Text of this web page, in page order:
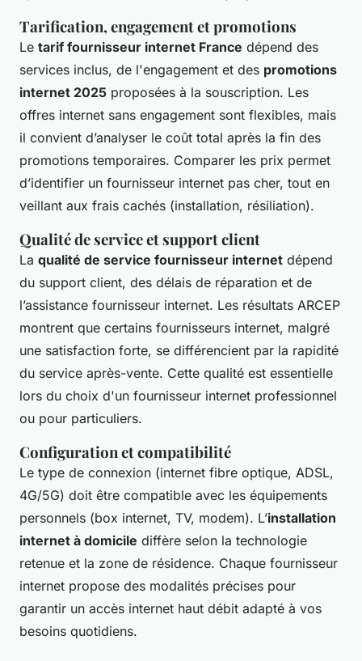
Tarification, engagement et promotions
Le tarif fournisseur internet France dépend des
services inclus, de l'engagement et des promotions
internet 2025 proposées à la souscription. Les
offres internet sans engagement sont flexibles, mais
il convient d’analyser le coût total après la fin des
promotions temporaires. Comparer les prix permet
d’identifier un fournisseur internet pas cher, tout en
veillant aux frais cachés (installation, résiliation).
Qualité de service et support client
La qualité de service fournisseur internet dépend
du support client, des délais de réparation et de
l’assistance fournisseur internet. Les résultats ARCEP
montrent que certains fournisseurs internet, malgré
une satisfaction forte, se différencient par la rapidité
du service après-vente. Cette qualité est essentielle
lors du choix d'un fournisseur internet professionnel
ou pour particuliers.
Configuration et compatibilité
Le type de connexion (internet fibre optique, ADSL,
4G/5G) doit être compatible avec les équipements
personnels (box internet, TV, modem). L’installation
internet à domicile diffère selon la technologie
retenue et la zone de résidence. Chaque fournisseur
internet propose des modalités précises pour
garantir un accès internet haut débit adapté à vos
besoins quotidiens.